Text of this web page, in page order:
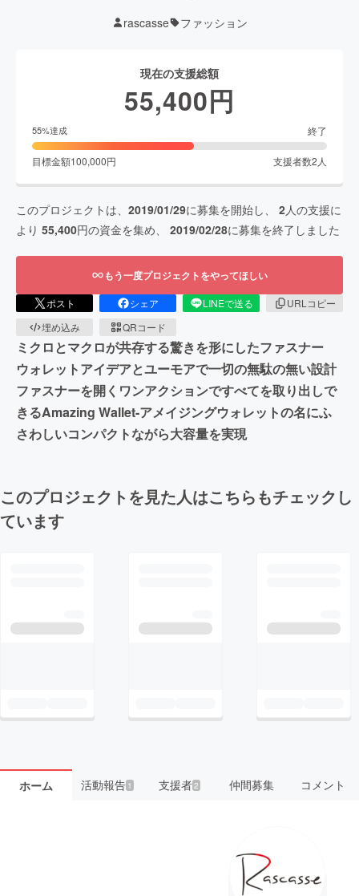
rascasse ファッション
現在の支援総額
55,400円
55%達成 終了
目標金額100,000円 支援者数2 人
このプロジェクトは、 2019/01/29に募集を開始し、 2人の支援に
より 55,400円の資金を集め、 2019/02/28に募集を終了しました
もう一度プロジェクトをやってほしい
ポスト シェア LINEで送る
URLコピー
埋め込み
QRコード
ミクロとマクロが共存する驚きを形にしたファスナー
ウォレットアイデアとユーモアで一切の無駄の無い設計
ファスナーを開くワンアクションですべてを取り出しで
きるAmazing Wallet-アメイジングウォレットの名にふ
さわしいコンパクトながら大容量を実現
このプロジェクトを見た人はこちらもチェックし
ています
ホーム 活動報告1 支援者 2 仲間募集 コメント